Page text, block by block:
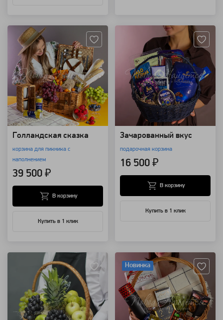
Голландская сказка
корзина для пикника с
наполнением
39 500 ₽
Купить в 1 клик
В корзину
Зачарованный вкус
подарочная корзина
16 500 ₽
Купить в 1 клик
В корзину
Новинка